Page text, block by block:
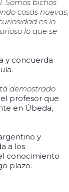
Somos bichos
cosas nuevas,
es lo
lo que se
y concuerda
demostrado
el profesor que
en Úbeda,
y
a los
conocimiento
plazo.